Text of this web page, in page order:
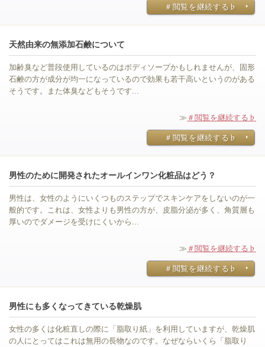
＃閲覧を継続する♭
天然由来の無添加石鹸について
加齢臭など普段使用しているのはボディソープかもしれませんが、固形
石鹸の方が成分が均一になっているので効果も若干高いというのがある
そうです。また体臭などもそうです...
≫ ＃閲覧を継続する♭
＃閲覧を継続する♭
男性のために開発されたオールインワン化粧品はどう？
男性は、女性のようにいくつものステップでスキンケアをしないのが一
般的です。これは、女性よりも男性の方が、皮脂分泌が多く、角質層も
厚いのでダメージを受けにくいから...
≫ ＃閲覧を継続する♭
＃閲覧を継続する♭
男性にも多くなってきている乾燥肌
女性の多くは化粧直しの際に「脂取り紙」を利用していますが、乾燥肌
の人にとってはこれは無用の長物なのです。なぜならいくら「脂取り